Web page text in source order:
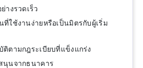
างรวดเร็ว
ใช้งานง่ายหรือเป็นมิตรกับผู้เริ่ม
ตามกฎระเบียบที่แข็งแกร่ง
นุนจากธนาคาร